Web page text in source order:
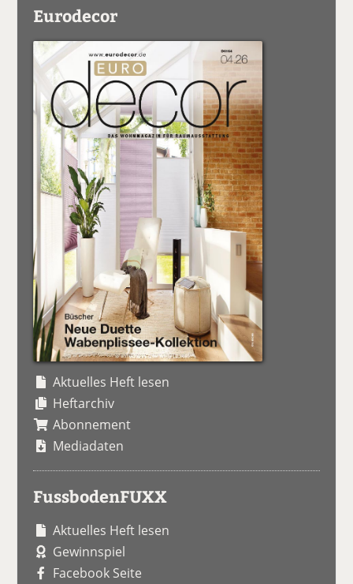
Eurodecor
Aktuelles Heft lesen
Heftarchiv
Abonnement
Mediadaten
FussbodenFUXX
Aktuelles Heft lesen
Gewinnspiel
Facebook Seite